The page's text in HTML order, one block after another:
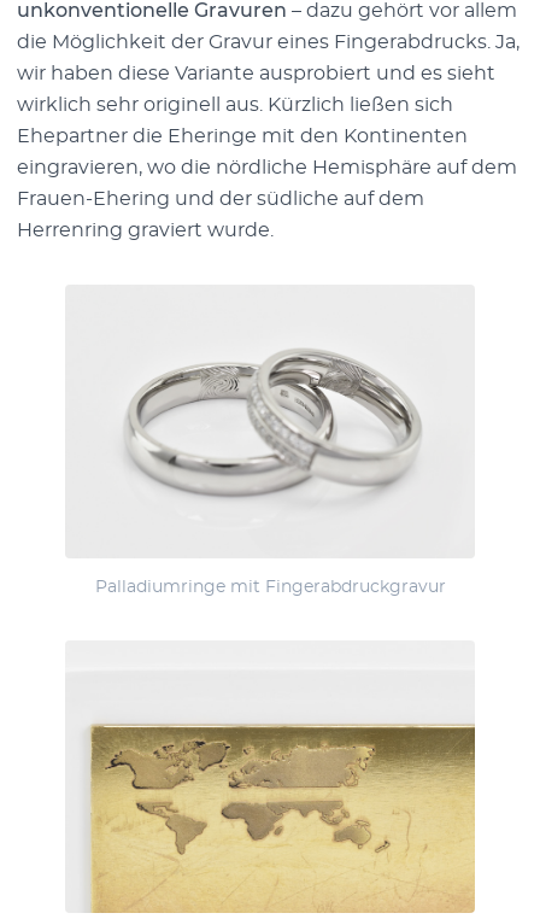
unkonventionelle Gravuren – dazu gehört vor allem
die Möglichkeit der Gravur eines Fingerabdrucks. Ja,
wir haben diese Variante ausprobiert und es sieht
wirklich sehr originell aus. Kürzlich ließen sich
Ehepartner die Eheringe mit den Kontinenten
eingravieren, wo die nördliche Hemisphäre auf dem
Frauen-Ehering und der südliche auf dem
Herrenring graviert wurde.
Palladiumringe mit Fingerabdruckgravur